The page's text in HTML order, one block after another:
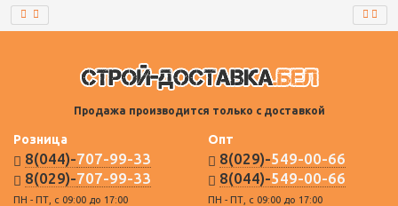
Продажа производится только с доставкой
Розница
8(044)-707-99-33
8(029)-707-99-33
ПН - ПТ, с 09:00 до 17:00
Опт
8(029)-549-00-66
8(044)-549-00-66
ПН - ПТ, с 09:00 до 17:00